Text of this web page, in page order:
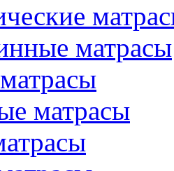
матрасы
матрасы